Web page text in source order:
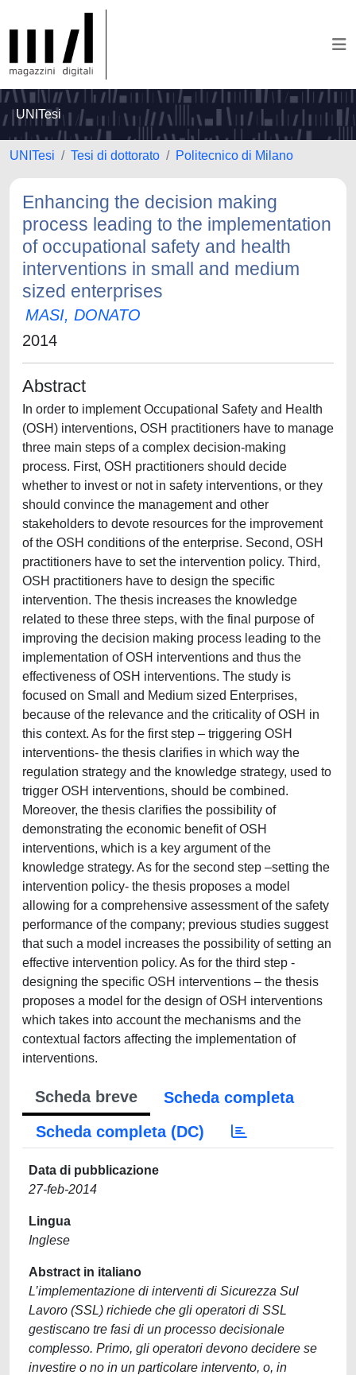
UNITesi
UNITesi Tesi di dottorato Politecnico di Milano
Enhancing the decision making
process leading to the implementation
of occupational safety and health
interventions in small and medium
sized enterprises
MASI, DONATO
2014
Abstract
In order to implement Occupational Safety and Health
(OSH) interventions, OSH practitioners have to manage
three main steps of a complex decision-making
process. First, OSH practitioners should decide
whether to invest or not in safety interventions, or they
should convince the management and other
stakeholders to devote resources for the improvement
of the OSH conditions of the enterprise. Second, OSH
practitioners have to set the intervention policy. Third,
OSH practitioners have to design the specific
intervention. The thesis increases the knowledge
related to these three steps, with the final purpose of
improving the decision making process leading to the
implementation of OSH interventions and thus the
effectiveness of OSH interventions. The study is
focused on Small and Medium sized Enterprises,
because of the relevance and the criticality of OSH in
this context. As for the first step – triggering OSH
interventions- the thesis clarifies in which way the
regulation strategy and the knowledge strategy, used to
trigger OSH interventions, should be combined.
Moreover, the thesis clarifies the possibility of
demonstrating the economic benefit of OSH
interventions, which is a key argument of the
knowledge strategy. As for the second step –setting the
intervention policy- the thesis proposes a model
allowing for a comprehensive assessment of the safety
performance of the company; previous studies suggest
that such a model increases the possibility of setting an
effective intervention policy. As for the third step -
designing the specific OSH interventions – the thesis
proposes a model for the design of OSH interventions
which takes into account the mechanisms and the
contextual factors affecting the implementation of
interventions.
Scheda breve
Scheda completa
Scheda completa (DC)
Data di pubblicazione
27-feb-2014
Lingua
Inglese
Abstract in italiano
L’implementazione di interventi di Sicurezza Sul
Lavoro (SSL) richiede che gli operatori di SSL
gestiscano tre fasi di un processo decisionale
complesso. Primo, gli operatori devono decidere se
investire o no in un particolare intervento, o, in